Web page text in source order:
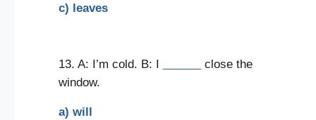
c) leaves
13. A: I’m cold. B: I
close the
window.
a) will